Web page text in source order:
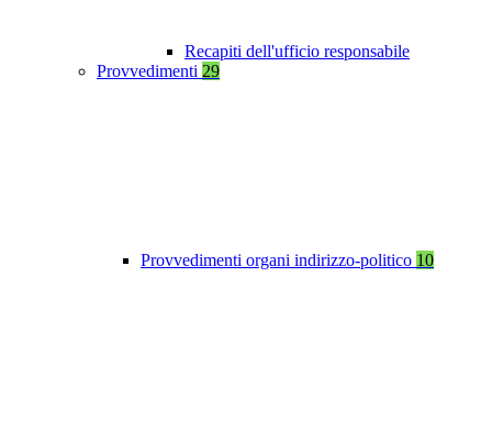
Recapiti dell'ufficio responsabile
Provvedimenti 29
Provvedimenti organi indirizzo-politico 10